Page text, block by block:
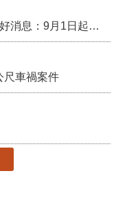
苗栗親子館暨托嬰中心揭牌 縣長宣布好消息：9月1日起調降臨時托嬰費用
尺車禍案件